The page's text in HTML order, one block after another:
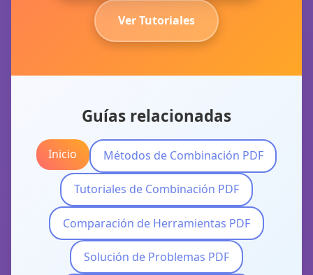
Ver Tutoriales
Guías relacionadas
Inicio Métodos de Combinación PDF
Tutoriales de Combinación PDF
Comparación de Herramientas PDF
Solución de Problemas PDF